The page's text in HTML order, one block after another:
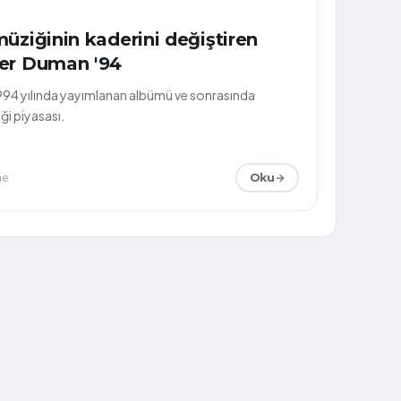
kaderini değiştiren
Duman '94
yılında yayımlanan albümü ve sonrasında
piyasası.
Oku